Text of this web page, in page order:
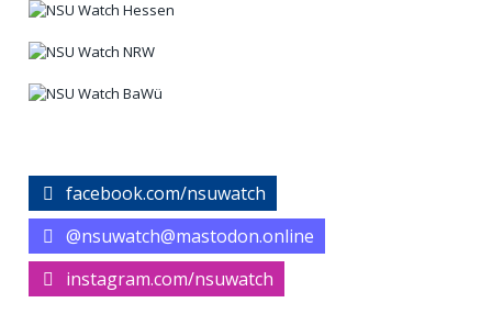
facebook.com/nsuwatch
@nsuwatch@mastodon.online
instagram.com/nsuwatch